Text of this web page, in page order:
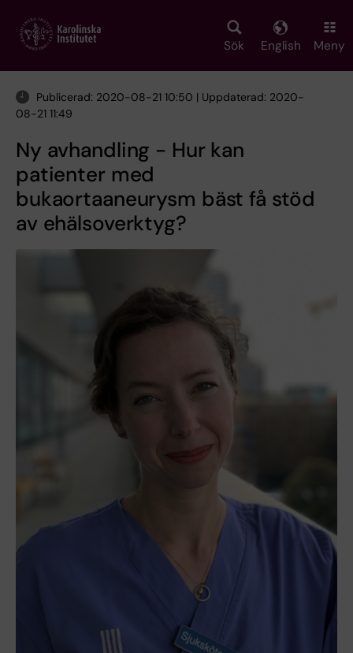
main
Sök English Meny
Publicerad: 2020-08-21 10:50 | Uppdaterad: 2020-
08-21 11:49
Ny avhandling - Hur kan
patienter med
bukaortaaneurysm bäst få stöd
av ehälsoverktyg?